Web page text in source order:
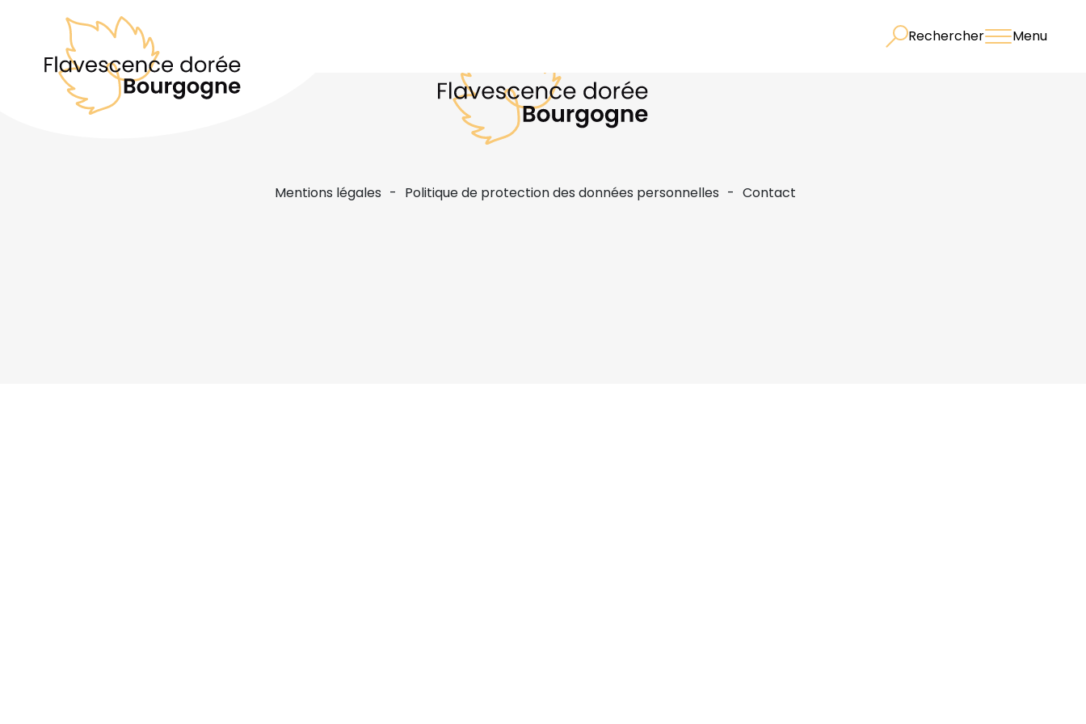
Rechercher Menu
Mentions légales Politique de protection des données personnelles Contact